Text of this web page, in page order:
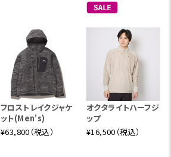
フロストレイクジャケ
ット(Men's)
¥63,800（税込）
オクタライトハーフジ
ップ
¥16,500（税込）